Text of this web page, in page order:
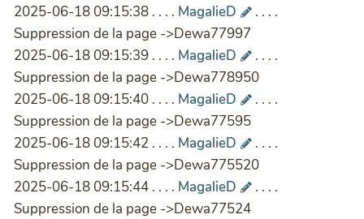
2025-06-18 09:15:38 . . . . MagalieD
. . . .
Suppression de la page ->Dewa77997
2025-06-18 09:15:39 . . . . MagalieD
. . . .
Suppression de la page ->Dewa778950
2025-06-18 09:15:40 . . . . MagalieD
. . . .
Suppression de la page ->Dewa77595
2025-06-18 09:15:42 . . . . MagalieD
. . . .
Suppression de la page ->Dewa775520
2025-06-18 09:15:44 . . . . MagalieD
. . . .
Suppression de la page ->Dewa77524